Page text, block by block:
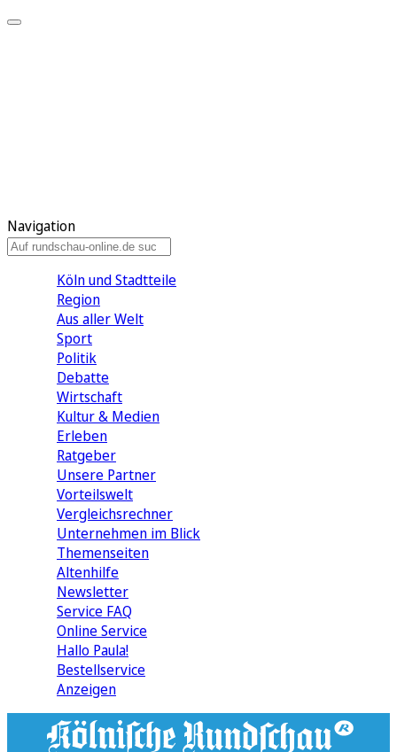
Navigation
Köln und Stadtteile
Region
Aus aller Welt
Sport
Politik
Debatte
Wirtschaft
Kultur & Medien
Erleben
Ratgeber
Unsere Partner
Vorteilswelt
Vergleichsrechner
Unternehmen im Blick
Themenseiten
Altenhilfe
Newsletter
Service FAQ
Online Service
Hallo Paula!
Bestellservice
Anzeigen